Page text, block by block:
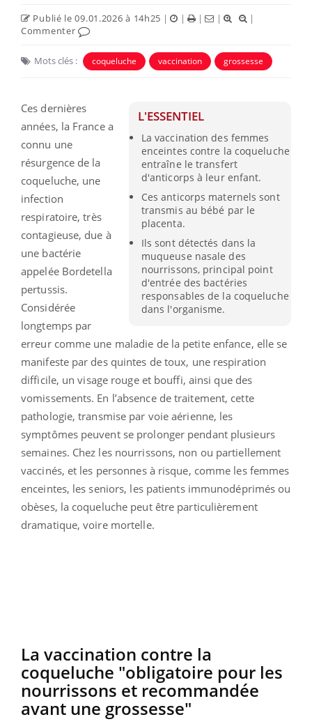
Publié le 09.01.2026 à 14h25 | | | |
|
Commenter
Mots clés : coqueluche vaccination grossesse
L'ESSENTIEL
La vaccination des femmes
enceintes contre la coqueluche
entraîne le transfert
d'anticorps à leur enfant.
Ces anticorps maternels sont
transmis au bébé par le
placenta.
Ils sont détectés dans la
muqueuse nasale des
nourrissons, principal point
d'entrée des bactéries
responsables de la coqueluche
dans l'organisme.
Ces dernières
années, la France a
connu une
résurgence de la
coqueluche, une
infection
respiratoire, très
contagieuse, due à
une bactérie
appelée Bordetella
pertussis.
Considérée
longtemps par
erreur comme une maladie de la petite enfance, elle se
manifeste par des quintes de toux, une respiration
difficile, un visage rouge et bouffi, ainsi que des
vomissements. En l’absence de traitement, cette
pathologie, transmise par voie aérienne, les
symptômes peuvent se prolonger pendant plusieurs
semaines. Chez les nourrissons, non ou partiellement
vaccinés, et les personnes à risque, comme les femmes
enceintes, les seniors, les patients immunodéprimés ou
obèses, la coqueluche peut être particulièrement
dramatique, voire mortelle.
La vaccination contre la
coqueluche "obligatoire pour les
nourrissons et recommandée
avant une grossesse"